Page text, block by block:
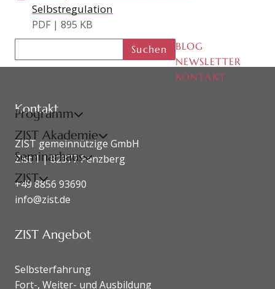
BLOG
NEWSLETTER
KONTAKT
Suchen
Programm
ZIST Akademie
Seminarhaus
ZIST
Selbstregulation
PDF | 895 KB
KONTAKTDATEN UND SITEMAP
Kontakt
ZIST gemeinnützige GmbH
Zist 1 | 82377 Penzberg
+49 8856 93690
info@zist.de
ZIST Angebot
Selbsterfahrung
Fort-, Weiter- und Ausbildung